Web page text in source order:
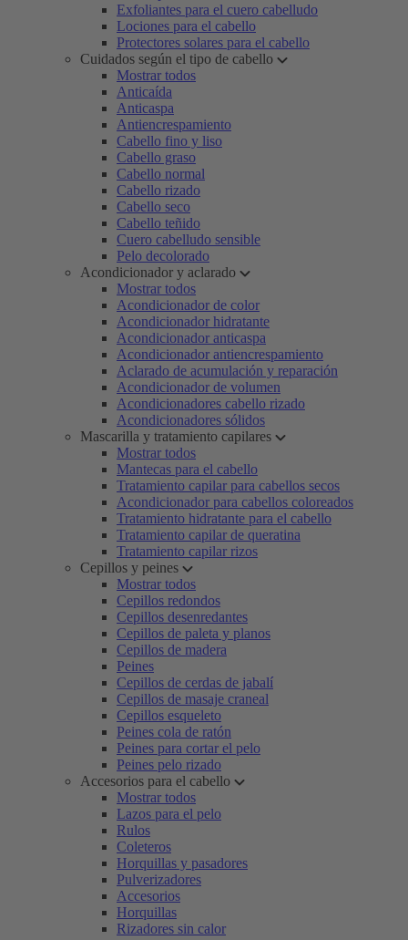
Exfoliantes para el cuero cabelludo
Lociones para el cabello
Protectores solares para el cabello
Cuidados según el tipo de cabello
Mostrar todos
Anticaída
Anticaspa
Antiencrespamiento
Cabello fino y liso
Cabello graso
Cabello normal
Cabello rizado
Cabello seco
Cabello teñido
Cuero cabelludo sensible
Pelo decolorado
Acondicionador y aclarado
Mostrar todos
Acondicionador de color
Acondicionador hidratante
Acondicionador anticaspa
Acondicionador antiencrespamiento
Aclarado de acumulación y reparación
Acondicionador de volumen
Acondicionadores cabello rizado
Acondicionadores sólidos
Mascarilla y tratamiento capilares
Mostrar todos
Mantecas para el cabello
Tratamiento capilar para cabellos secos
Acondicionador para cabellos coloreados
Tratamiento hidratante para el cabello
Tratamiento capilar de queratina
Tratamiento capilar rizos
Cepillos y peines
Mostrar todos
Cepillos redondos
Cepillos desenredantes
Cepillos de paleta y planos
Cepillos de madera
Peines
Cepillos de cerdas de jabalí
Cepillos de masaje craneal
Cepillos esqueleto
Peines cola de ratón
Peines para cortar el pelo
Peines pelo rizado
Accesorios para el cabello
Mostrar todos
Lazos para el pelo
Rulos
Coleteros
Horquillas y pasadores
Pulverizadores
Accesorios
Horquillas
Rizadores sin calor